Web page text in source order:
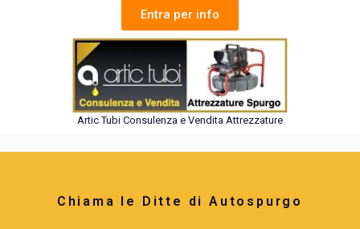
Entra per info
Artic Tubi Consulenza e Vendita Attrezzature
Chiama le Ditte di Autospurgo